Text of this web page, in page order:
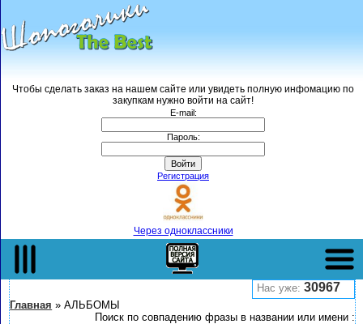
Чтобы сделать заказ на нашем сайте или увидеть полную инфомацию по
закупкам нужно войти на сайт!
E-mail:
Пароль:
Регистрация
Через одноклассники
Нас уже: 30967
Главная »АЛЬБОМЫ
Поиск по совпадению фразы в названии или имени :